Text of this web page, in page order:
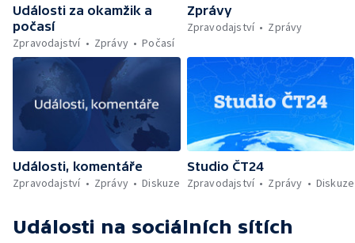
nemocnic — Klimatizace v domácnostech —
Žaloba proti Trumpovým clům — Záchrana
migrantů v Lamanšském průlivu — Čištění
Karlova mostu — Sběr borůvek v
zakázaných oblastech Šumavy — Investice
do energetické sítě — Hromadný pohřeb v
Gaze — Drahý život v Jižní Koreji — Potopení
indické lodi v Rudém moři — Nedostatek
vody ovlivňuje zdraví ptáků — Natáčení
vánoční pohádky pro neslyšící
Události za okamžik a
počasí
Zpravodajství
Zprávy Počasí
Zprávy
Zpravodajství
Zprávy
Události, komentáře
Zpravodajství
Zprávy Diskuze
Studio ČT24
Zpravodajství
Zprávy Diskuze
Události na sociálních sítích